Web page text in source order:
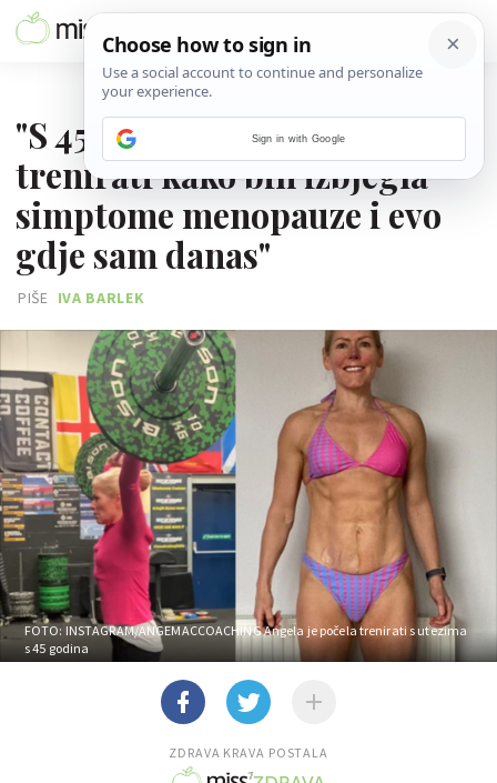
"S 45 godina sam počela
trenirati kako bih izbjegla
simptome menopauze i evo
gdje sam danas"
PIŠE IVA BARLEK
FOTO: INSTAGRAM/ANGEMACCOACHINGAngela je počela trenirati s utezima
s 45 godina
ZDRAVA KRAVA POSTALA
Sign in with Google